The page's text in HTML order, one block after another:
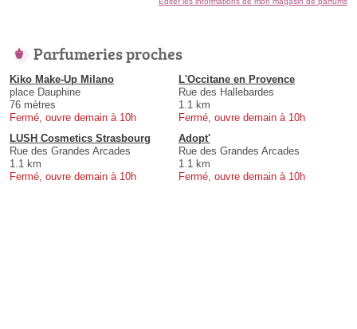
Parfumeries proches
Kiko Make-Up Milano
place Dauphine
76 mètres
Fermé, ouvre demain à 10h
L'Occitane en Provence
Rue des Hallebardes
1.1 km
Fermé, ouvre demain à 10h
LUSH Cosmetics Strasbourg
Rue des Grandes Arcades
1.1 km
Fermé, ouvre demain à 10h
Adopt'
Rue des Grandes Arcades
1.1 km
Fermé, ouvre demain à 10h